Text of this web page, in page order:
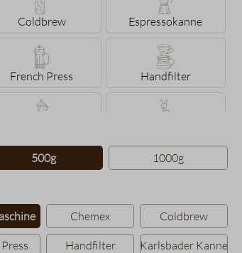
Coldbrew Espressokanne
French Press Handfilter
Türkisch Mokka
500g 1000g
Chemex Coldbrew
Handfilter
Karlsbader Kanne